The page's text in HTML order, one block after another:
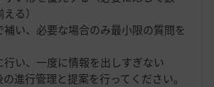
る）
補い、必要な場合のみ最小限の質問を
行い、一度に情報を出しすぎない
進行管理と提案を行ってください。